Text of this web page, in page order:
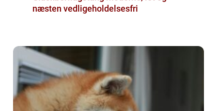
næsten vedligeholdelsesfri